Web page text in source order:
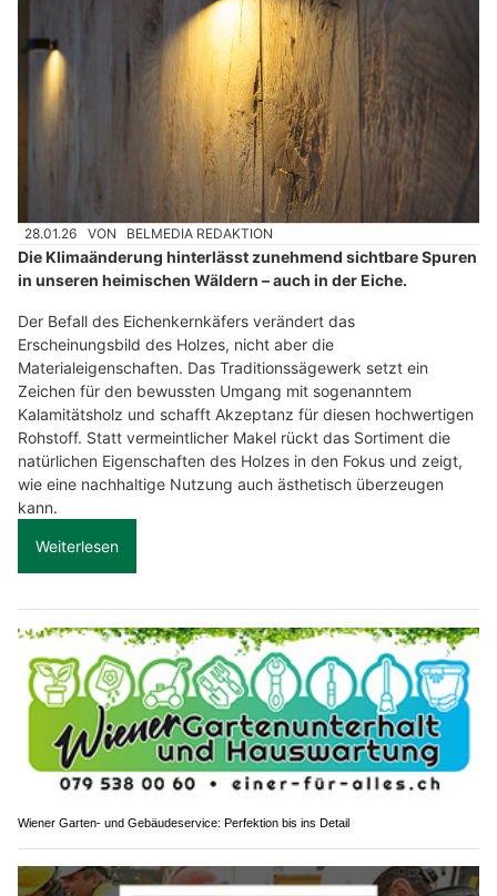
28.01.26 VON BELMEDIA REDAKTION
Die Klimaänderung hinterlässt zunehmend sichtbare Spuren
in unseren heimischen Wäldern – auch in der Eiche.
Der Befall des Eichenkernkäfers verändert das
Erscheinungsbild des Holzes, nicht aber die
Materialeigenschaften. Das Traditionssägewerk setzt ein
Zeichen für den bewussten Umgang mit sogenanntem
Kalamitätsholz und schafft Akzeptanz für diesen hochwertigen
Rohstoff. Statt vermeintlicher Makel rückt das Sortiment die
natürlichen Eigenschaften des Holzes in den Fokus und zeigt,
wie eine nachhaltige Nutzung auch ästhetisch überzeugen
kann.
Weiterlesen
Wiener Garten- und Gebäudeservice: Perfektion bis ins Detail